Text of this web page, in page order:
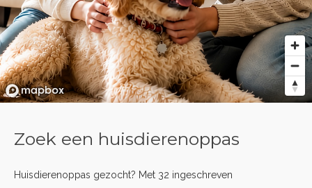
Zoek een huisdierenoppas
Huisdierenoppas gezocht? Met 32 ingeschreven